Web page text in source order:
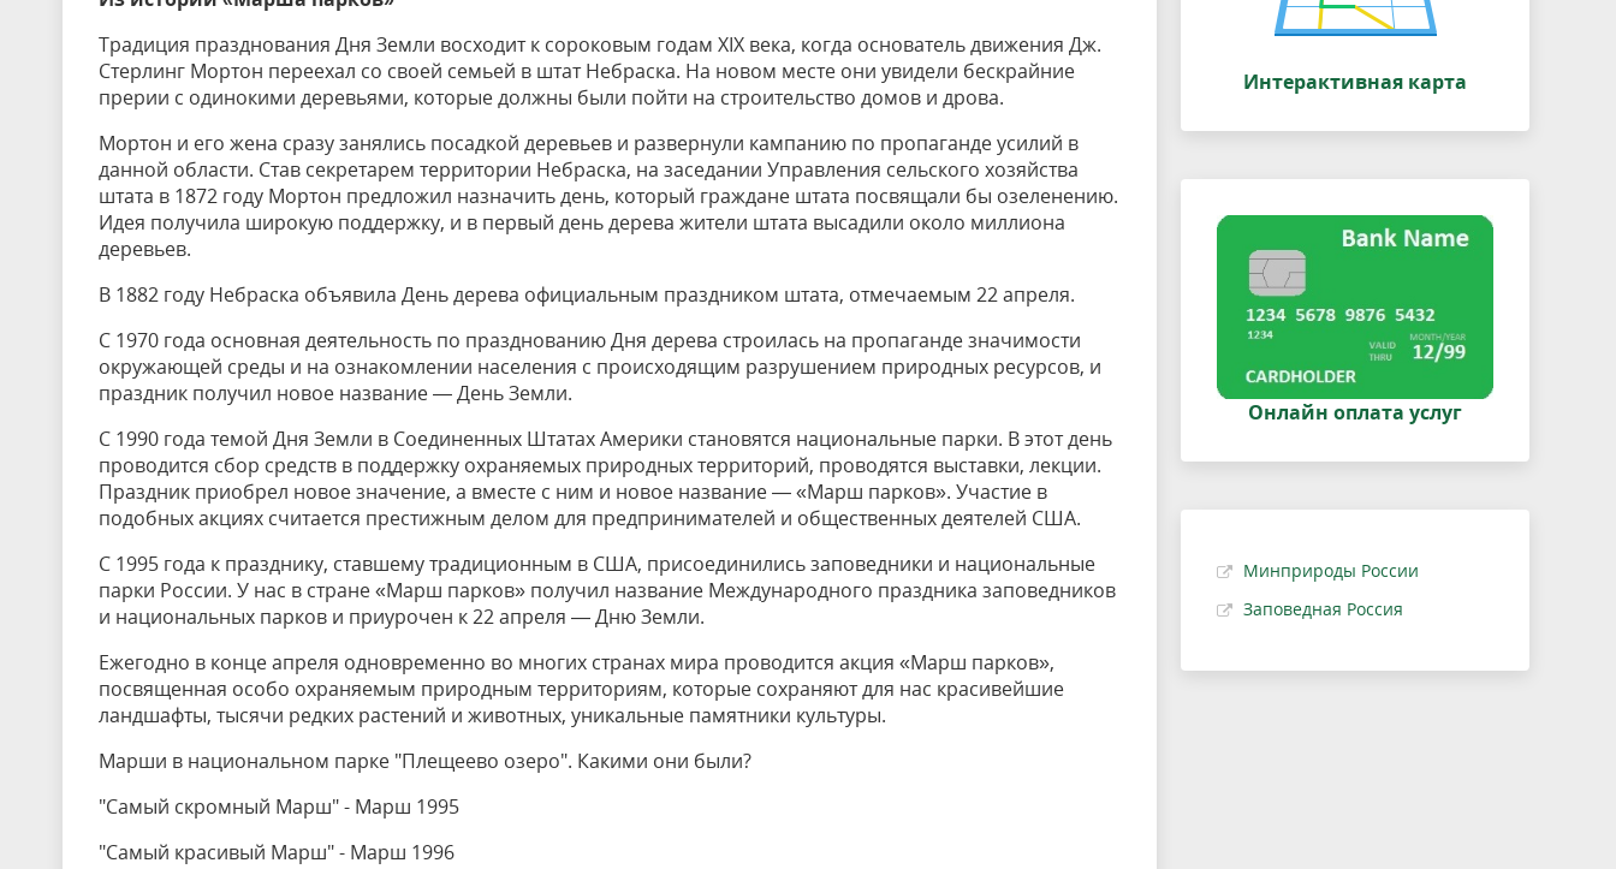
Традиция празднования Дня Земли восходит к сороковым годам XIX века, когда основатель движения Дж.
Стерлинг Мортон переехал со своей семьей в штат Небраска. На новом месте они увидели бескрайние
прерии с одинокими деревьями, которые должны были пойти на строительство домов и дрова.
Мортон и его жена сразу занялись посадкой деревьев и развернули кампанию по пропаганде усилий в
данной области. Став секретарем территории Небраска, на заседании Управления сельского хозяйства
штата в 1872 году Мортон предложил назначить день, который граждане штата посвящали бы озеленению.
Идея получила широкую поддержку, и в первый день дерева жители штата высадили около миллиона
деревьев.
В 1882 году Небраска объявила День дерева официальным праздником штата, отмечаемым 22 апреля.
С 1970 года основная деятельность по празднованию Дня дерева строилась на пропаганде значимости
окружающей среды и на ознакомлении населения с происходящим разрушением природных ресурсов, и
праздник получил новое название — День Земли.
С 1990 года темой Дня Земли в Соединенных Штатах Америки становятся национальные парки. В этот день
проводится сбор средств в поддержку охраняемых природных территорий, проводятся выставки, лекции.
Праздник приобрел новое значение, а вместе с ним и новое название — «Марш парков». Участие в
подобных акциях считается престижным делом для предпринимателей и общественных деятелей США.
С 1995 года к празднику, ставшему традиционным в США, присоединились заповедники и национальные
парки России. У нас в стране «Марш парков» получил название Международного праздника заповедников
и национальных парков и приурочен к 22 апреля — Дню Земли.
Ежегодно в конце апреля одновременно во многих странах мира проводится акция «Марш парков»,
посвященная особо охраняемым природным территориям, которые сохраняют для нас красивейшие
ландшафты, тысячи редких растений и животных, уникальные памятники культуры.
Марши в национальном парке "Плещеево озеро". Какими они были?
"Самый скромный Марш" - Марш 1995
"Самый красивый Марш" - Марш 1996
Интерактивная карта
Онлайн оплата услуг
Минприроды России
Заповедная Россия